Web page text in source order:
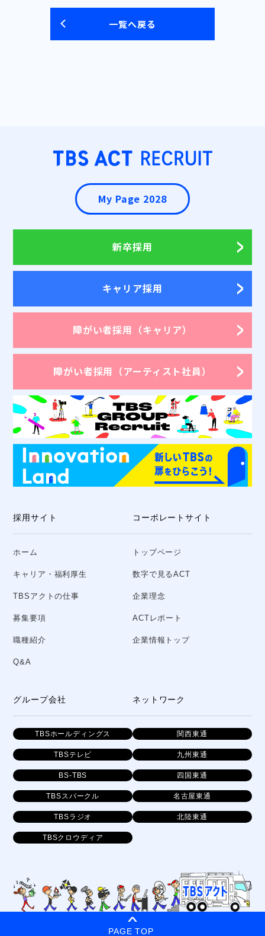
一覧へ戻る
My Page 2028
新卒採用
キャリア採用
障がい者採用 （キャリア）
障がい者採用 （アーティスト社員）
採用サイト
ホーム
キャリア・福利厚生
TBSアクトの仕事
募集要項
職種紹介
Q&A
コーポレートサイト
トップページ
数字で見るACT
企業理念
ACTレポート
企業情報トップ
グループ会社
TBSホールディングス
TBSテレビ
BS-TBS
TBSスパークル
TBSラジオ
TBSクロウディア
ネットワーク
関西東通
九州東通
四国東通
名古屋東通
北陸東通
PAGE TOP